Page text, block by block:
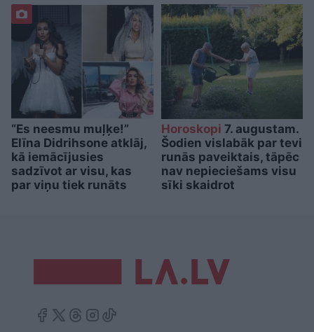
“Es neesmu muļķe!”
Elīna Didrihsone atklāj,
kā iemācījusies
sadzīvot ar visu, kas
par viņu tiek runāts
Horoskopi 7. augustam.
Šodien vislabāk par tevi
runās paveiktais, tāpēc
nav nepieciešams visu
sīki skaidrot